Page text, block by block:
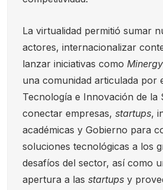
La virtualidad permitió sumar
actores, internacionalizar
lanzar iniciativas como
una comunidad articulada por
Tecnología e Innovación de la
conectar empresas, startups,
académicas y Gobierno para
soluciones tecnológicas a los
desafíos del sector, así como
apertura a las startups y